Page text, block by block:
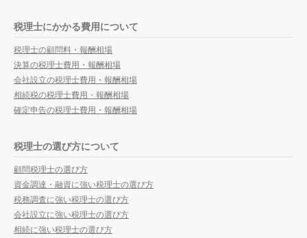
税理士にかかる費用について
税理士の顧問料・報酬相場
決算の税理士費用・報酬相場
会社設立の税理士費用・報酬相場
相続税の税理士費用・報酬相場
確定申告の税理士費用・報酬相場
税理士の選び方について
顧問税理士の選び方
資金調達・融資に強い税理士の選び方
税務調査に強い税理士の選び方
会社設立に強い税理士の選び方
相続に強い税理士の選び方